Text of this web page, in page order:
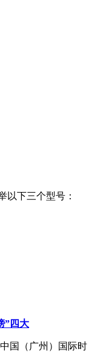
以下三个型号：
”四大
国（广州）国际时